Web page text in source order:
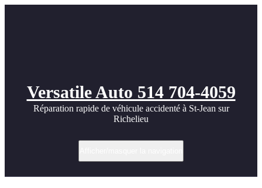
Versatile Auto 514 704-4059
Réparation rapide de véhicule accidenté à St-Jean sur
Richelieu